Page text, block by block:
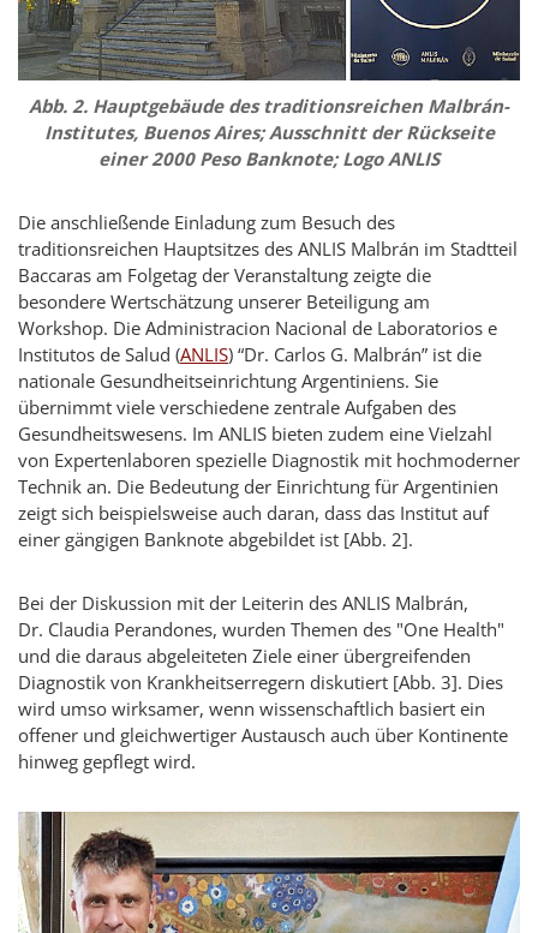
Abb. 2. Hauptgebäude des traditionsreichen Malbrán-
Institutes, Buenos Aires; Ausschnitt der Rückseite
einer 2000 Peso Banknote; Logo ANLIS
Die anschließende Einladung zum Besuch des
traditionsreichen Hauptsitzes des ANLIS Malbrán im Stadtteil
Baccaras am Folgetag der Veranstaltung zeigte die
besondere Wertschätzung unserer Beteiligung am
Workshop. Die Administracion Nacional de Laboratorios e
Institutos de Salud (ANLIS) “Dr. Carlos G. Malbrán” ist die
nationale Gesundheitseinrichtung Argentiniens. Sie
übernimmt viele verschiedene zentrale Aufgaben des
Gesundheitswesens. Im ANLIS bieten zudem eine Vielzahl
von Expertenlaboren spezielle Diagnostik mit hochmoderner
Technik an. Die Bedeutung der Einrichtung für Argentinien
zeigt sich beispielsweise auch daran, dass das Institut auf
einer gängigen Banknote abgebildet ist [Abb. 2].
Bei der Diskussion mit der Leiterin des ANLIS Malbrán,
Dr. Claudia Perandones, wurden Themen des "One Health"
und die daraus abgeleiteten Ziele einer übergreifenden
Diagnostik von Krankheitserregern diskutiert [Abb. 3]. Dies
wird umso wirksamer, wenn wissenschaftlich basiert ein
offener und gleichwertiger Austausch auch über Kontinente
hinweg gepflegt wird.